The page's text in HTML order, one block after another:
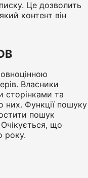
Це дозволить
контент він
Власники
сторінками та
них. Функції пошуку
пошук
Очікується, що
року.